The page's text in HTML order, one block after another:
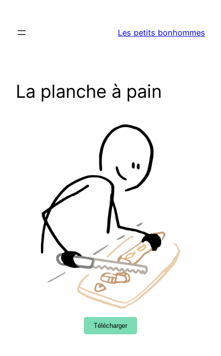
contenu
Les petits bonhommes
La planche à pain
Télécharger